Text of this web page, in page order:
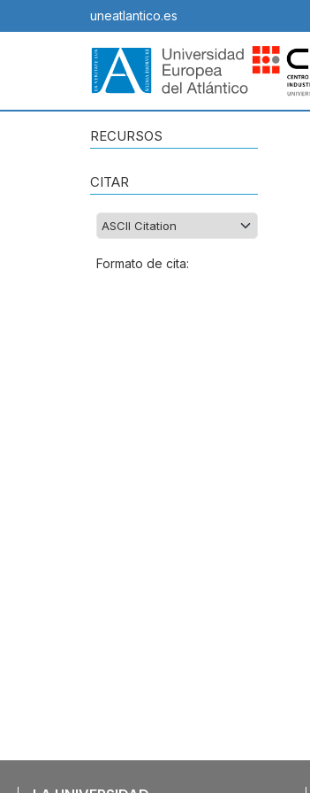
uneatlantico.es
RECURSOS
CITAR
Formato de cita: